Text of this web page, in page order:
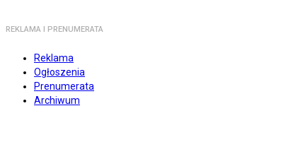
REKLAMA I PRENUMERATA
Reklama
Ogłoszenia
Prenumerata
Archiwum